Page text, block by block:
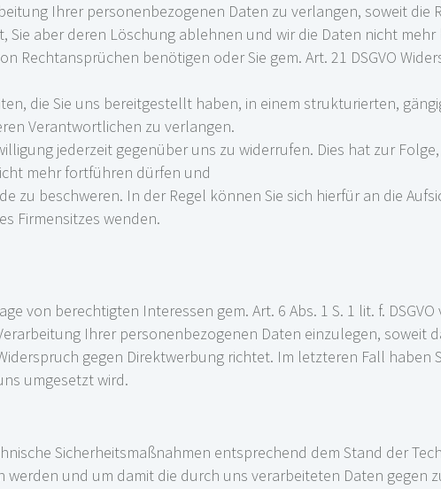
Ihrer personenbezogenen Daten zu verlangen, soweit die
aber deren Löschung ablehnen und wir die Daten nicht
Rechtansprüchen benötigen oder Sie gem. Art. 21 DSGVO
die Sie uns bereitgestellt haben, in einem strukturierten,
Verantwortlichen zu verlangen.
jederzeit gegenüber uns zu widerrufen. Dies hat zur
mehr fortführen dürfen und
zu beschweren. In der Regel können Sie sich hierfür an die
Firmensitzes wenden.
von berechtigten Interessen gem. Art. 6 Abs. 1 S. 1 lit. f.
Ihrer personenbezogenen Daten einzulegen, soweit
gegen Direktwerbung richtet. Im letzteren Fall haben
umgesetzt wird.
Sicherheitsmaßnahmen entsprechend dem Stand der
und um damit die durch uns verarbeiteten Daten gegen